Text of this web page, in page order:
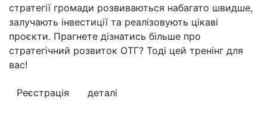
стратегії громади розвиваються набагато швидше,
залучають інвестиції та реалізовують цікаві
проєкти. Прагнете дізнатись більше про
стратегічний розвиток ОТГ? Тоді цей тренінг для
вас!
Реєстрація деталі